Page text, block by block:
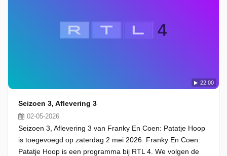
22:00
Seizoen 3, Aflevering 3
02-05-2026
Seizoen 3, Aflevering 3 van Franky En Coen: Patatje Hoop
is toegevoegd op zaterdag 2 mei 2026. Franky En Coen:
Patatje Hoop is een programma bij RTL 4. We volgen de